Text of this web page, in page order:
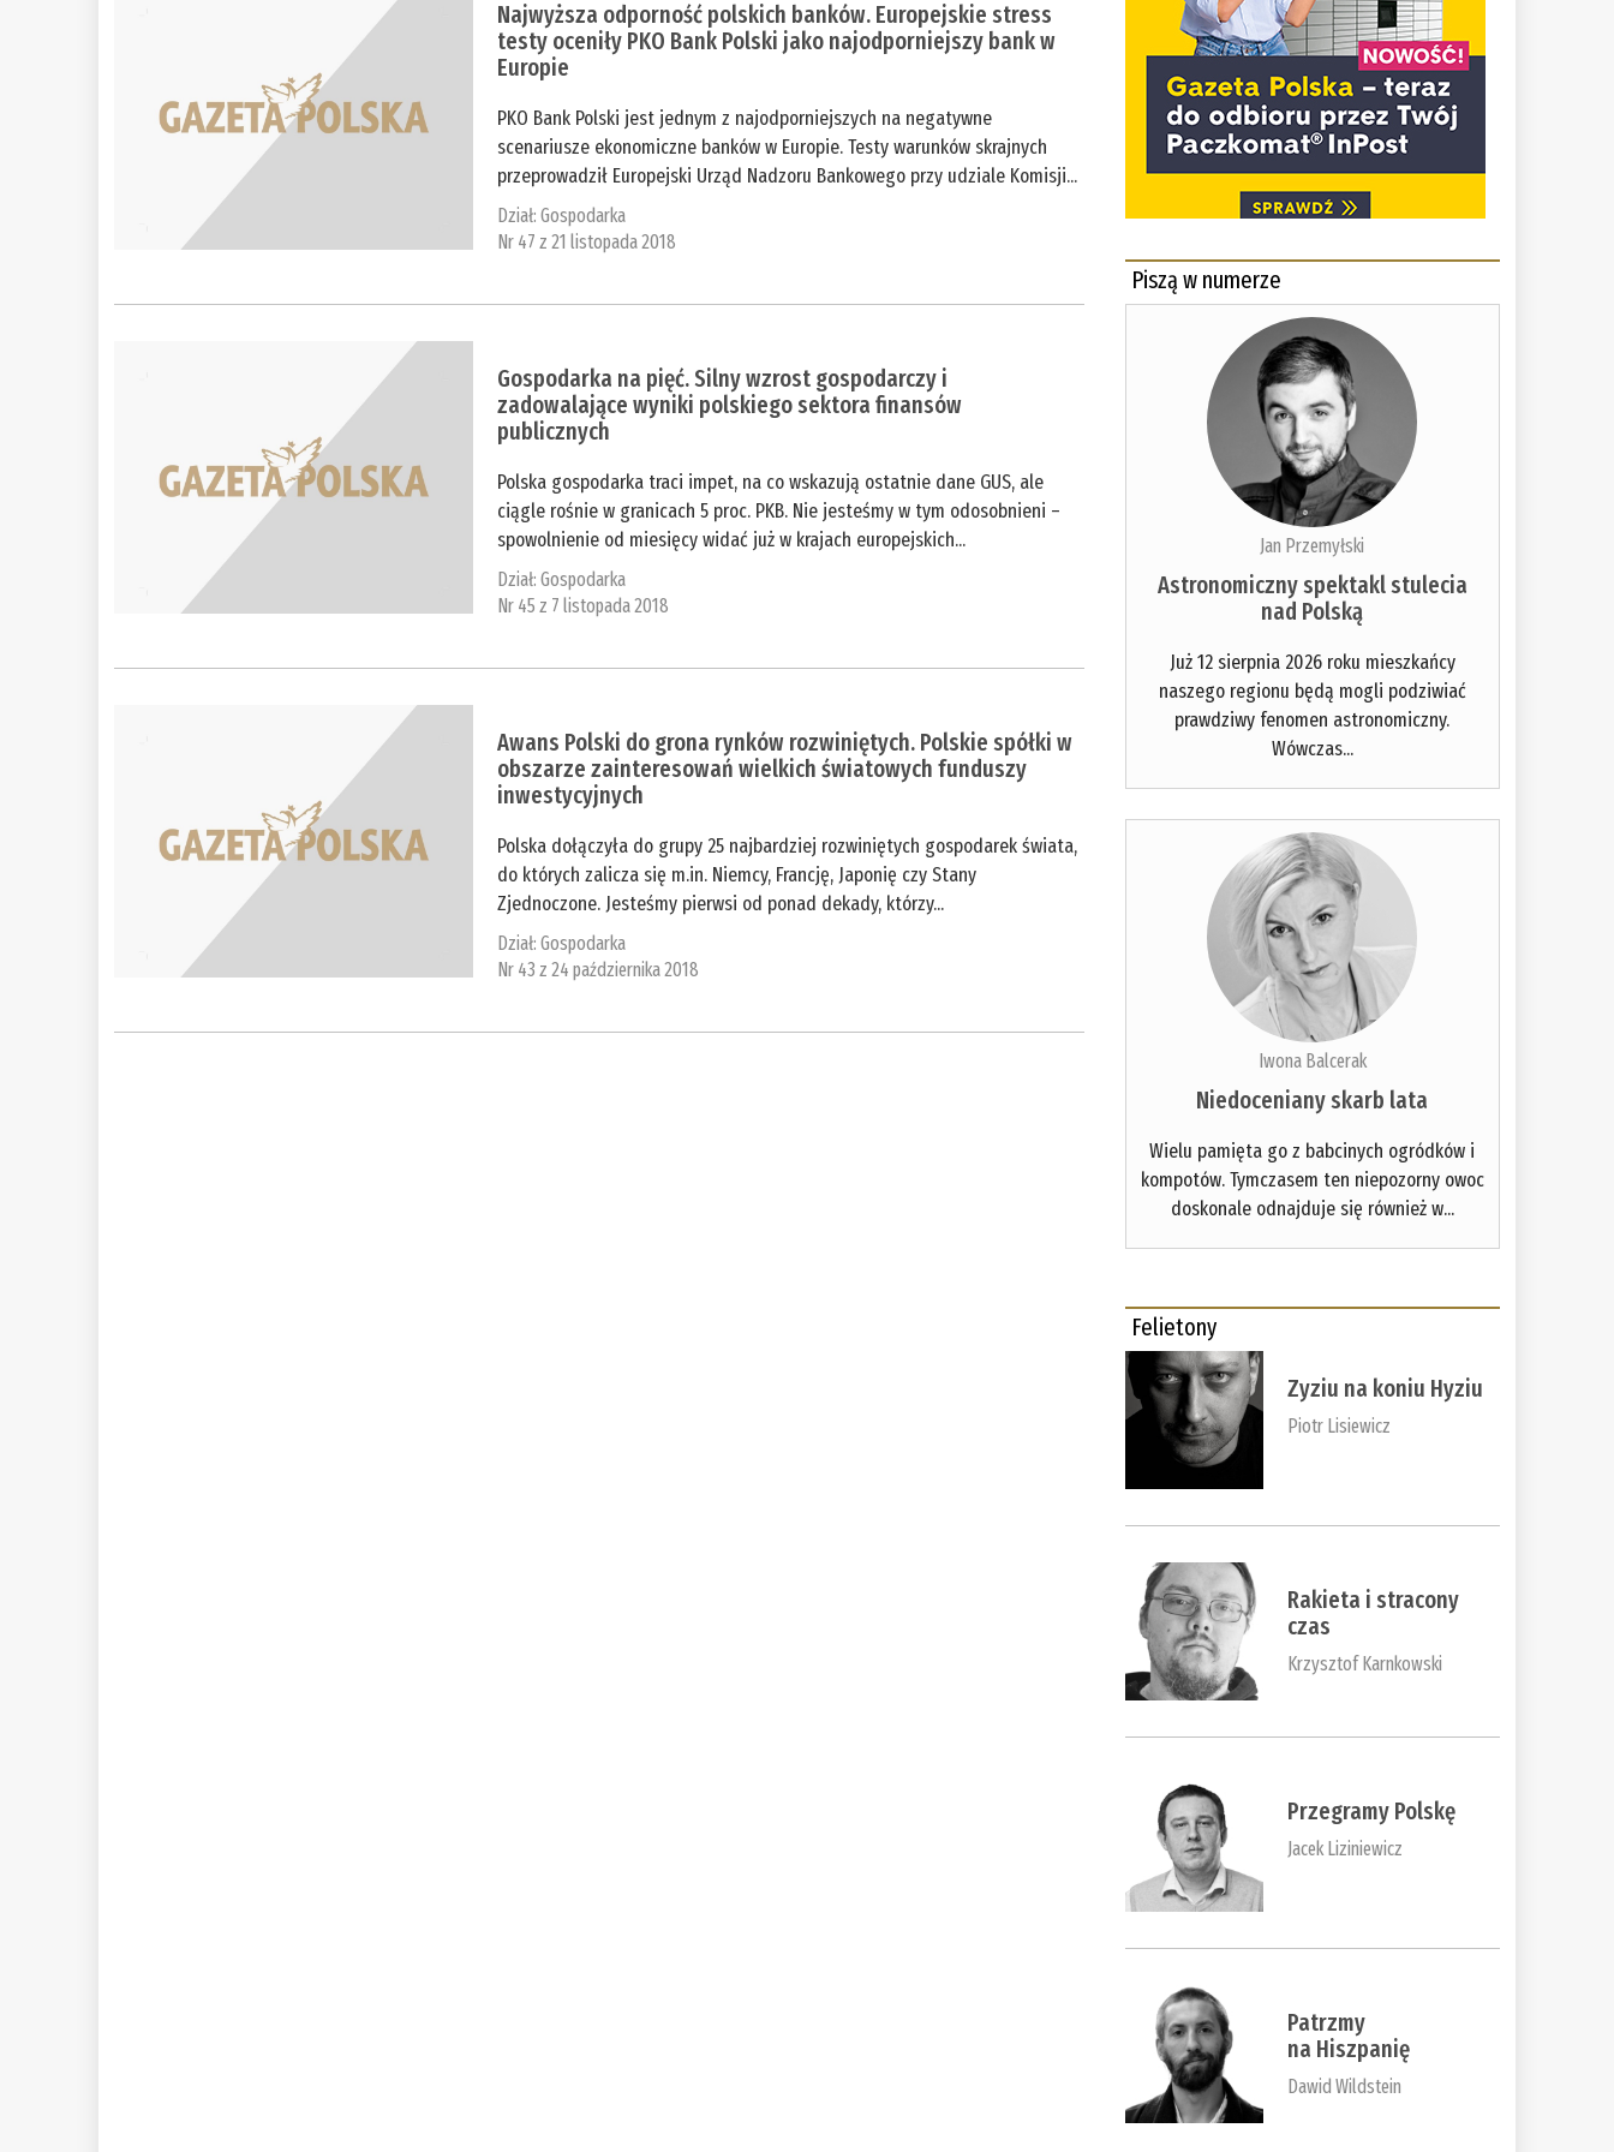
Najwyższa odporność polskich banków. Europejskie stress
testy oceniły PKO Bank Polski jako najodporniejszy bank w
Europie
PKO Bank Polski jest jednym z najodporniejszych na negatywne
scenariusze ekonomiczne banków w Europie. Testy warunków skrajnych
przeprowadził Europejski Urząd Nadzoru Bankowego przy udziale Komisji...
Dział:Gospodarka
Nr 47 z 21 listopada 2018
Gospodarka na pięć. Silny wzrost gospodarczy i
zadowalające wyniki polskiego sektora finansów
publicznych
Polska gospodarka traci impet, na co wskazują ostatnie dane GUS, ale
ciągle rośnie w granicach 5 proc. PKB. Nie jesteśmy w tym odosobnieni –
spowolnienie od miesięcy widać już w krajach europejskich...
Dział:Gospodarka
Nr 45 z 7 listopada 2018
Awans Polski do grona rynków rozwiniętych. Polskie spółki w
obszarze zainteresowań wielkich światowych funduszy
inwestycyjnych
Polska dołączyła do grupy 25 najbardziej rozwiniętych gospodarek świata,
do których zalicza się m.in. Niemcy, Francję, Japonię czy Stany
Zjednoczone. Jesteśmy pierwsi od ponad dekady, którzy...
Dział:Gospodarka
Nr 43 z 24 października 2018
Piszą w numerze
Jan Przemyłski
Astronomiczny spektakl stulecia
nad Polską
Już 12 sierpnia 2026 roku mieszkańcy
naszego regionu będą mogli podziwiać
prawdziwy fenomen astronomiczny.
Wówczas...
Iwona Balcerak
Niedoceniany skarb lata
Wielu pamięta go z babcinych ogródków i
kompotów. Tymczasem ten niepozorny owoc
doskonale odnajduje się również w...
Felietony
Zyziu na koniu Hyziu
Piotr Lisiewicz
Rakieta i stracony
czas
Krzysztof Karnkowski
Przegramy Polskę
Jacek Liziniewicz
Patrzmy
na Hiszpanię
Dawid Wildstein